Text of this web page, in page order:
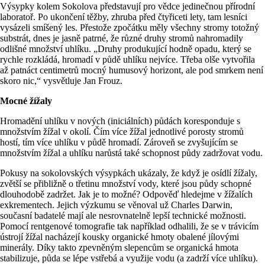
Výsypky kolem Sokolova představují pro vědce jedinečnou přírodní
laboratoř. Po ukončení těžby, zhruba před čtyřiceti lety, tam lesníci
vysázeli smíšený les. Přestože zpočátku měly všechny stromy totožný
substrát, dnes je jasně patrné, že různé druhy stromů nahromadily
odlišné množství uhlíku. „Druhy produkující hodně opadu, který se
rychle rozkládá, hromadí v půdě uhlíku nejvíce. Třeba olše vytvořila
až patnáct centimetrů mocný humusový horizont, ale pod smrkem není
skoro nic,“ vysvětluje Jan Frouz.
Mocné žížaly
Hromadění uhlíku v nových (iniciálních) půdách koresponduje s
množstvím žížal v okolí. Čím více žížal jednotlivé porosty stromů
hostí, tím více uhlíku v půdě hromadí. Zároveň se zvyšujícím se
množstvím žížal a uhlíku narůstá také schopnost půdy zadržovat vodu.
Pokusy na sokolovských výsypkách ukázaly, že když je osídlí žížaly,
zvětší se přibližně o třetinu množství vody, které jsou půdy schopné
dlouhodobě zadržet. Jak je to možné? Odpověď hledejme v žížalích
exkrementech. Jejich výzkumu se věnoval už Charles Darwin,
současní badatelé mají ale nesrovnatelně lepší technické možnosti.
Pomocí rentgenové tomografie tak například odhalili, že se v trávicím
ústrojí žížal nacházejí kousky organické hmoty obalené jílovými
minerály. Díky takto zpevněným slepencům se organická hmota
stabilizuje, půda se lépe vstřebá a využije vodu (a zadrží více uhlíku).